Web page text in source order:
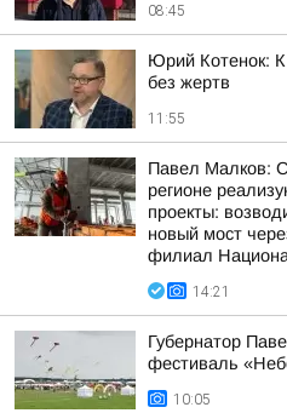
08:45
Юрий Котенок:
без жертв
11:55
Павел Малков:
регионе
проекты:
новый мост
филиал
14:21
Губернатор
фестиваль
10:05